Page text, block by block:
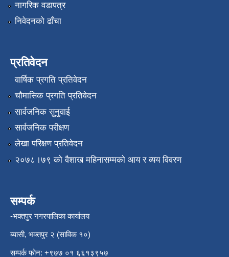
नागरिक वडापत्र
निवेदनको ढाँचा
प्रतिवेदन
वार्षिक प्रगति प्रतिवेदन
चौमासिक प्रगति प्रतिवेदन
सार्वजनिक सुनुवाई
सार्वजनिक परीक्षण
लेखा परिक्षण प्रतिवेदन
२०७८।७९ को वैशाख महिनासम्मको आय र व्यय विवरण
सम्पर्क
-भक्तपुर नगरपालिका कार्यालय
ब्यासी, भक्तपुर २ (साविक १०)
सम्पर्क फोन: +९७७ ०१ ६६१३९५७